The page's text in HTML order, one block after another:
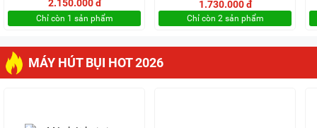
2.150.000 đ
Chỉ còn 1 sản phẩm
1.730.000 đ
Chỉ còn 2 sản phẩm
MÁY HÚT BỤI HOT 2026